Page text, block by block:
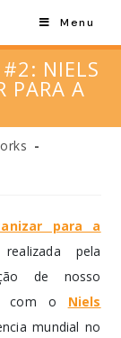
Menu
#2: NIELS
PARA A
para a
realizada pela
de nosso
com o Niels
mundial no